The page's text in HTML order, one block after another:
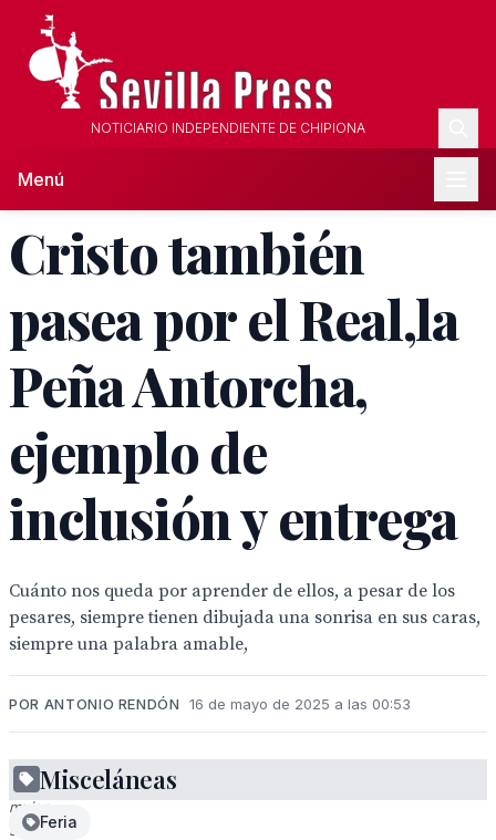
NOTICIARIO INDEPENDIENTE DE CHIPIONA
Menú
Cristo también
pasea por el Real,la
Peña Antorcha,
ejemplo de
inclusión y entrega
Cuánto nos queda por aprender de ellos, a pesar de los
pesares, siempre tienen dibujada una sonrisa en sus caras,
siempre una palabra amable,
POR ANTONIO RENDÓN 16 de mayo de 2025 a las 00:53
Una
mujer
sonríe
Misceláneas
Feria